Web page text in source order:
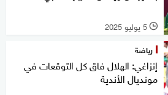
l 5 يوليو 2025
رياضة
إنزاغي: الهلال فاق كل التوقعات في
مونديال الأندية